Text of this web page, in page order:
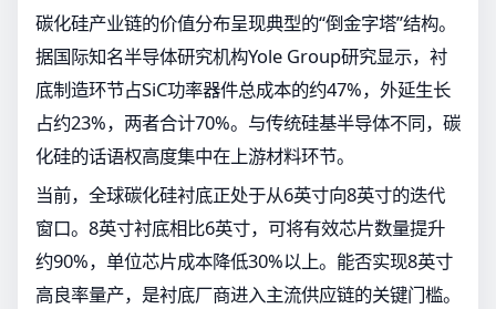
碳化硅产业链的价值分布呈现典型的“倒金字塔”结构。
据国际知名半导体研究机构Yole Group研究显示，衬
底制造环节占SiC功率器件总成本的约47%，外延生长
占约23%，两者合计70%。与传统硅基半导体不同，碳
化硅的话语权高度集中在上游材料环节。
当前，全球碳化硅衬底正处于从6英寸向8英寸的迭代
窗口。8英寸衬底相比6英寸，可将有效芯片数量提升
约90%，单位芯片成本降低30%以上。能否实现8英寸
高良率量产，是衬底厂商进入主流供应链的关键门槛。